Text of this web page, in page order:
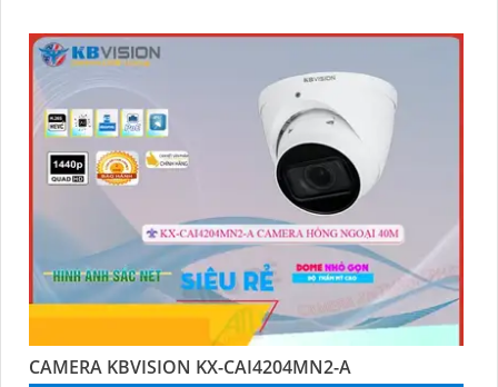
CAMERA KBVISION KX-CAI4204MN2-A